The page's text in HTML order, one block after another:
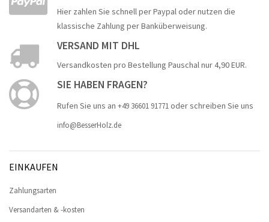
Hier zahlen Sie schnell per Paypal oder nutzen die
klassische Zahlung per Banküberweisung.
VERSAND MIT DHL
Versandkosten pro Bestellung Pauschal nur 4,90 EUR.
SIE HABEN FRAGEN?
Rufen Sie uns an +49 36601 91771oder schreiben Sie uns
info@BesserHolz.de
EINKAUFEN
Zahlungsarten
Versandarten & -kosten